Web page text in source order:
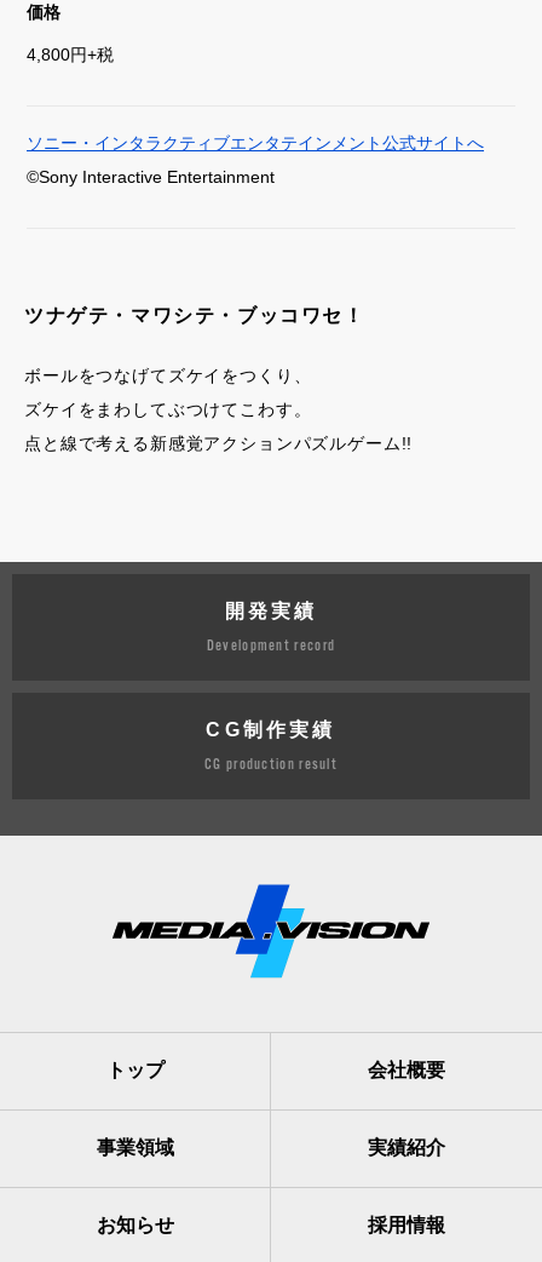
開発実績
Development record
CG制作実績
CG production result
価格
4,800円+税
ソニー・インタラクティブエンタテインメント公式サイトへ
©Sony Interactive Entertainment
ツナゲテ・マワシテ・ブッコワセ！
ボールをつなげてズケイをつくり、
ズケイをまわしてぶつけてこわす。
点と線で考える新感覚アクションパズルゲーム!!
トップ 会社概要
事業領域 実績紹介
お知らせ 採用情報